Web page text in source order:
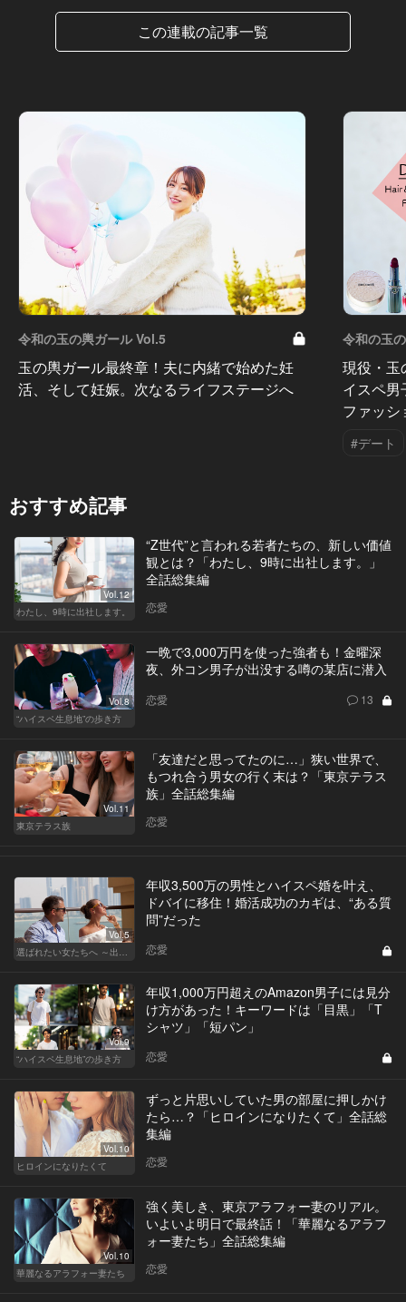
この連載の記事一覧
令和の玉の輿ガール Vol.5
玉の輿ガール最終章！夫に内緒で始めた妊
活、そして妊娠。次なるライフステージへ
令和の玉
現役・玉
イスペ
ファッシ
#デート
おすすめ記事
Vol.12
わたし、9時に出社します。
“Z世代”と言われる若者たちの、新しい価値
観とは？「わたし、9時に出社します。」
全話総集編
恋愛
Vol.8
“ハイスペ生息地”の歩き方
一晩で3,000万円を使った強者も！金曜深
夜、外コン男子が出没する噂の某店に潜入
恋愛 13
Vol.11
東京テラス族
「友達だと思ってたのに…」狭い世界で、
もつれ合う男女の行く末は？「東京テラス
族」全話総集編
恋愛
Vol.5
選ばれたい女たちへ ～出会いから結婚まで～
年収3,500万の男性とハイスペ婚を叶え、
ドバイに移住！婚活成功のカギは、“ある質
問”だった
恋愛
Vol.9
“ハイスペ生息地”の歩き方
年収1,000万円超えのAmazon男子には見分
け方があった！キーワードは「目黒」「T
シャツ」「短パン」
恋愛
Vol.10
ヒロインになりたくて
ずっと片思いしていた男の部屋に押しかけ
たら…？「ヒロインになりたくて」全話総
集編
恋愛
Vol.10
華麗なるアラフォー妻たち
強く美しき、東京アラフォー妻のリアル。
いよいよ明日で最終話！「華麗なるアラフ
ォー妻たち」全話総集編
恋愛